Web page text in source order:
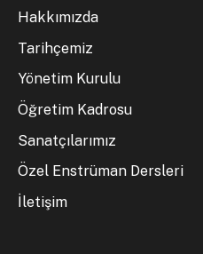
Hakkımızda
Tarihçemiz
Yönetim Kurulu
Öğretim Kadrosu
Sanatçılarımız
Özel Enstrüman Dersleri
İletişim